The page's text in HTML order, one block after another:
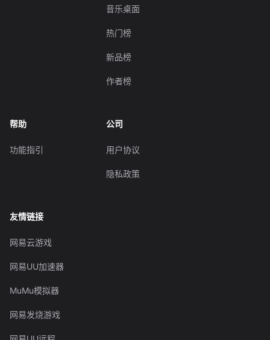
音乐桌面
热门榜
新品榜
作者榜
帮助
功能指引
公司
用户协议
隐私政策
友情链接
网易云游戏
网易UU加速器
MuMu模拟器
网易发烧游戏